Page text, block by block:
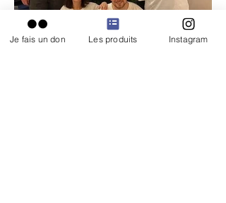
Je fais un don Les produits Instagram